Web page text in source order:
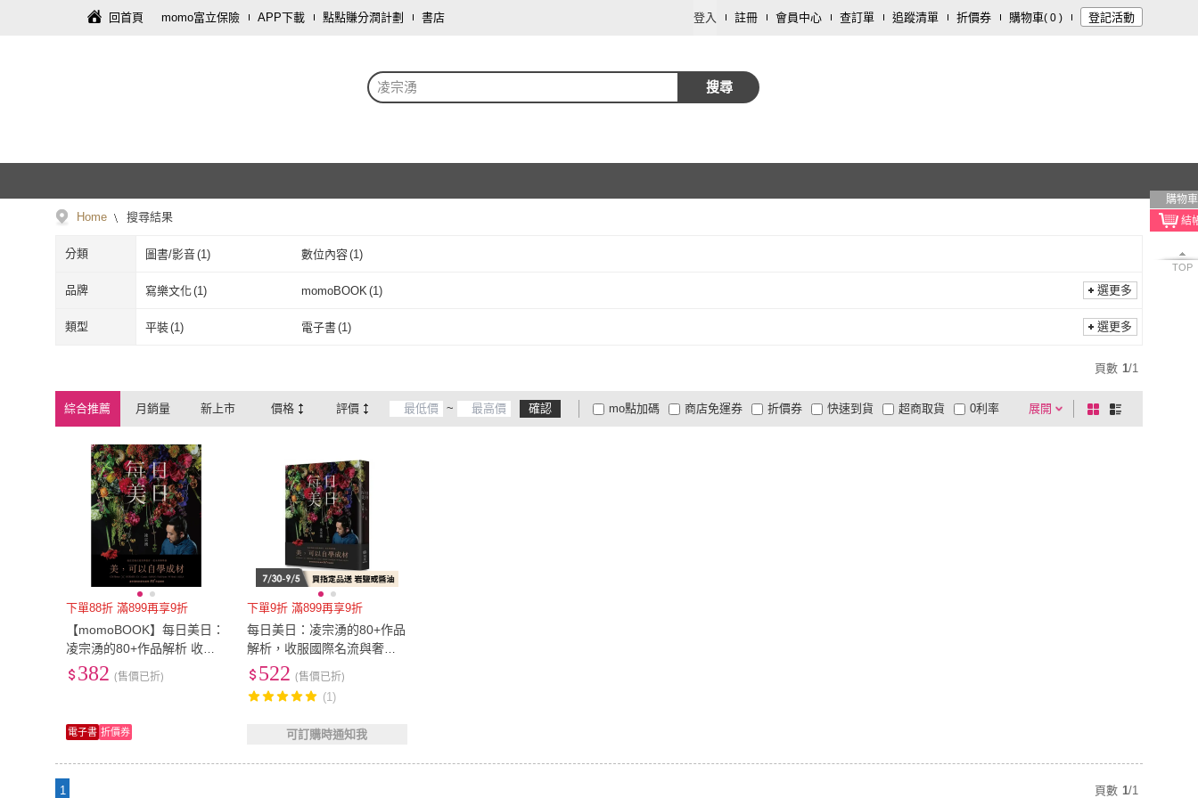
回首頁 momo富立保險 APP下載 點點賺分潤計劃 書店 登入 註冊 會員中心 查訂單 追蹤清單 折價券 購物車( 0 ) 登記活動
凌宗湧 搜尋
購物車
TOP
Home 搜尋結果
分類 圖書/影音(1) 數位內容(1)
品牌 寫樂文化(1) momoBOOK (1)
寫樂文化 momoBOOK
選更多
類型 平裝(1) 電子書(1) 選更多
頁數 1/1
綜合推薦 月銷量 新上市 價格 評價 ~ 確認 展開
折價券
有影片
商品有量 電視購物
mo點加碼 快速到貨 超商取貨
大家電安心配
大家電快配
商店免運券 0利率
棋
盤
列
下單88折 滿899再享9折
【momoBOOK】每日美日：
凌宗湧的80+作品解析 收服
國際名流與奢侈品牌的原生
美學(電子書)
382 (售價已折)
電子書 折價券
下單9折 滿899再享9折
每日美日：凌宗湧的80+作品
解析，收服國際名流與奢侈
品牌的原生美學
522 (售價已折)
(1)
可訂購時通知我
1 頁數 1/1